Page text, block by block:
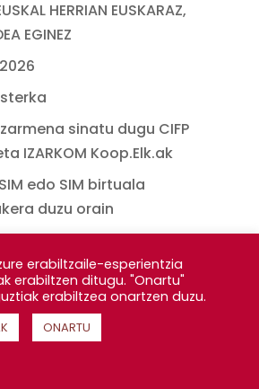
HERRIAN EUSKARAZ,
EGINEZ
sinatu dugu CIFP
IZARKOM Koop.Elk.ak
edo SIM birtuala
duzu orain
erabiltzaile-esperientzia
erabiltzen ditugu. "Onartu"
erabiltzea onartzen duzu.
ONARTU